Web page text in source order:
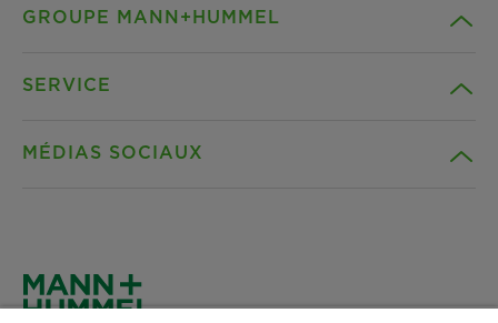
GROUPE MANN+HUMMEL
Actualités & Presse
SERVICE
Déclaration de confidentialité
MÉDIAS SOCIAUX
Instagram